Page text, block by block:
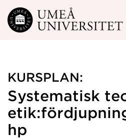
Hoppa direkt till innehållet
KURSPLAN:
Systematisk
hp